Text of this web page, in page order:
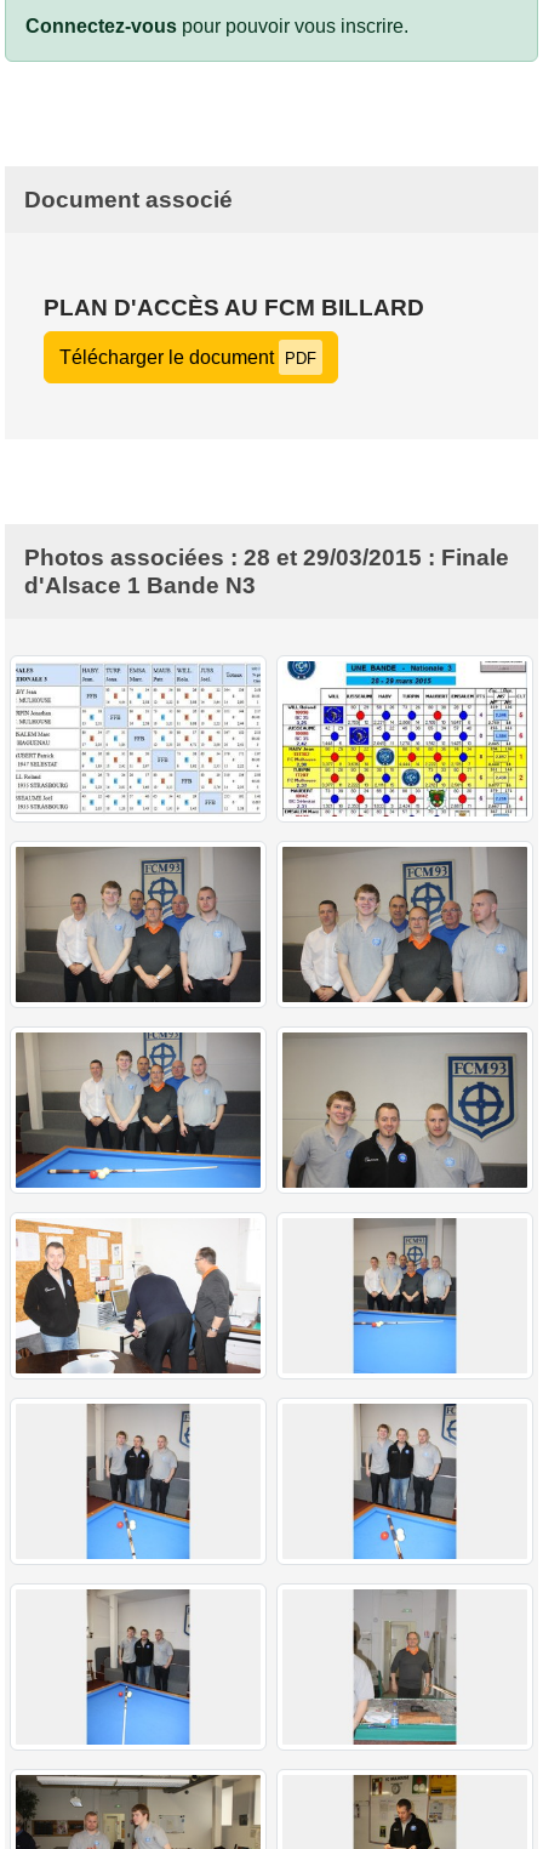
Connectez-vous pour pouvoir vous inscrire.
Document associé
PLAN D'ACCÈS AU FCM BILLARD
Télécharger le document PDF
Photos associées : 28 et 29/03/2015 : Finale
d'Alsace 1 Bande N3